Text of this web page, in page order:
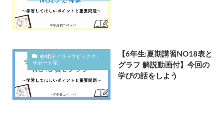
教材(デイリーサピックス・
サポート等)
【6年生:夏期講習NO18表と
グラフ 解説動画付】今回の
学びの話をしよう